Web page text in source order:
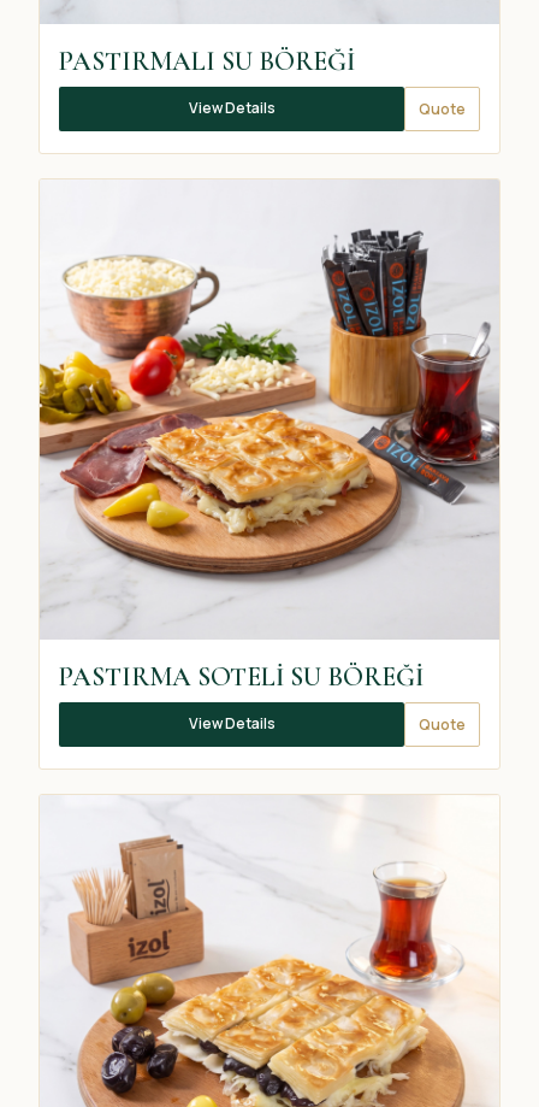
PASTIRMALI SU BÖREĞİ
View Details Quote
PASTIRMA SOTELİ SU BÖREĞİ
View Details Quote